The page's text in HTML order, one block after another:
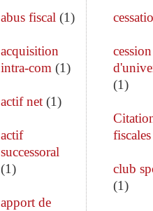
abus fiscal (1)
acquisition
intra-com (1)
actif net(1)
actif
successoral
(1)
apport de
cession
(1)
fiscales
club
(1)